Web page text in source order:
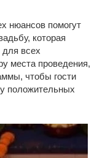
нюансов помогут
которая
всех
места проведения,
чтобы гости
положительных